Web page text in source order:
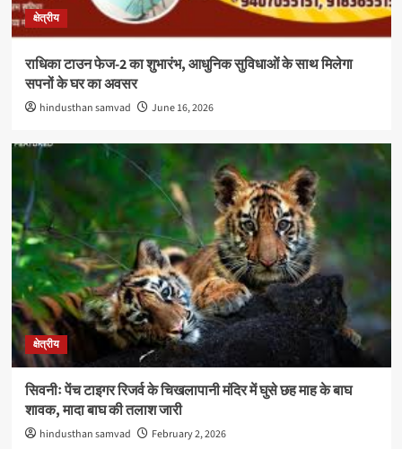
क्षेत्रीय
राधिका टाउन फेज-2 का शुभारंभ, आधुनिक सुविधाओं के साथ मिलेगा
सपनों के घर का अवसर
hindusthan samvad June 16, 2026
क्षेत्रीय
सिवनीः पेंच टाइगर रिजर्व के चिखलापानी मंदिर में घुसे छह माह के बाघ
शावक, मादा बाघ की तलाश जारी
hindusthan samvad February 2, 2026